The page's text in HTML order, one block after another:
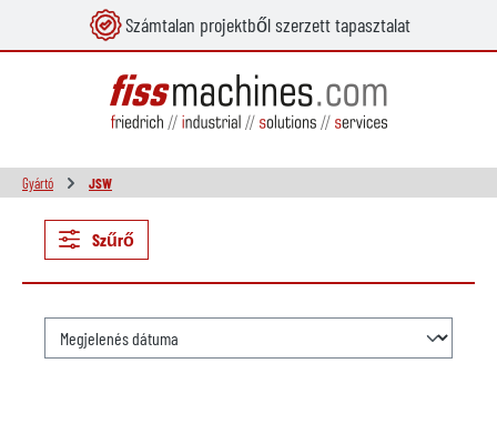
Számtalan projektből szerzett tapasztalat
Gyártó JSW
Szűrő